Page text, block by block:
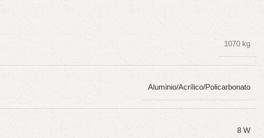
1070 kg
Aluminio/Acrílico/Policarbonato
8 W